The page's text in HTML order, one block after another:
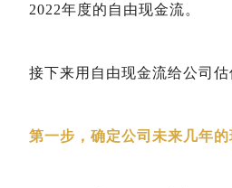
2022年度的自由现金流。
接下来用自由现金流给公司估
第一步，确定公司未来几年的